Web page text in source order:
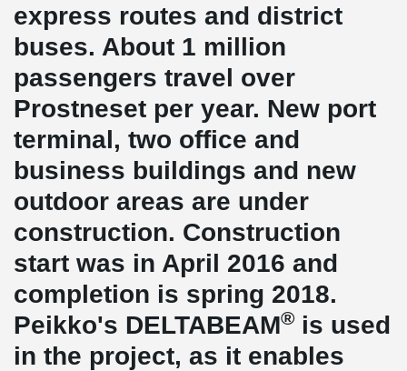
express routes and district
buses. About 1 million
passengers travel over
Prostneset per year. New port
terminal, two office and
business buildings and new
outdoor areas are under
construction. Construction
start was in April 2016 and
completion is spring 2018.
Peikko's DELTABEAM® is used
in the project, as it enables